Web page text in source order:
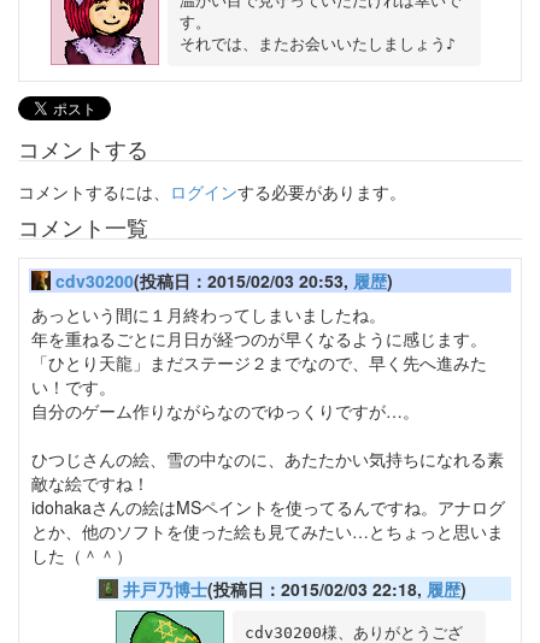
す。
コメントする
コメントするには、 ログインする必要があります。
コメント一覧
cdv30200(投稿日：2015/02/03 20:53, 履歴)
あっという間に１月終わってしまいましたね。
年を重ねるごとに月日が経つのが早くなるように感じます。
「ひとり天龍」まだステージ２までなので、早く先へ進みた
い！です。
自分のゲーム作りながらなのでゆっくりですが…。
ひつじさんの絵、雪の中なのに、あたたかい気持ちになれる素
敵な絵ですね！
idohakaさんの絵はMSペイントを使ってるんですね。アナログ
とか、他のソフトを使った絵も見てみたい…とちょっと思いま
した（＾＾）
井戸乃博士(投稿日：2015/02/03 22:18, 履歴)
cdv30200様、ありがとうござ